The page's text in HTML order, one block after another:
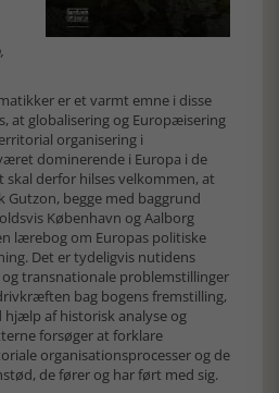
er et varmt emne i disse
at globalisering og Europæisering
organisering i
dominerende i Europa i de
skal derfor hilses velkommen, at
Gutzon, begge med baggrund
København og Aalborg
lærebog om Europas politiske
Det er tydeligvis nutidens
transnationale problemstillinger
bag bogens fremstilling,
hjælp af historisk analyse og
forsøger at forklare
organisationsprocesser og de
de fører og har ført med sig.